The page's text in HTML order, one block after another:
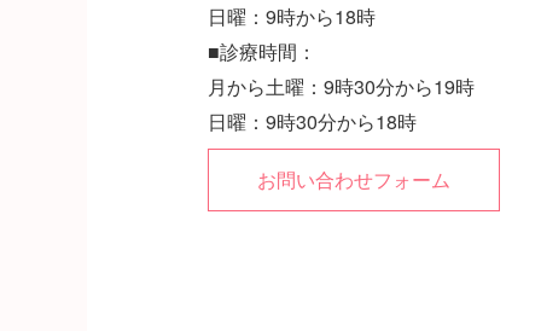
日曜：9時から18時
■診療時間：
月から土曜：9時30分から19時
日曜：9時30分から18時
お問い合わせフォーム